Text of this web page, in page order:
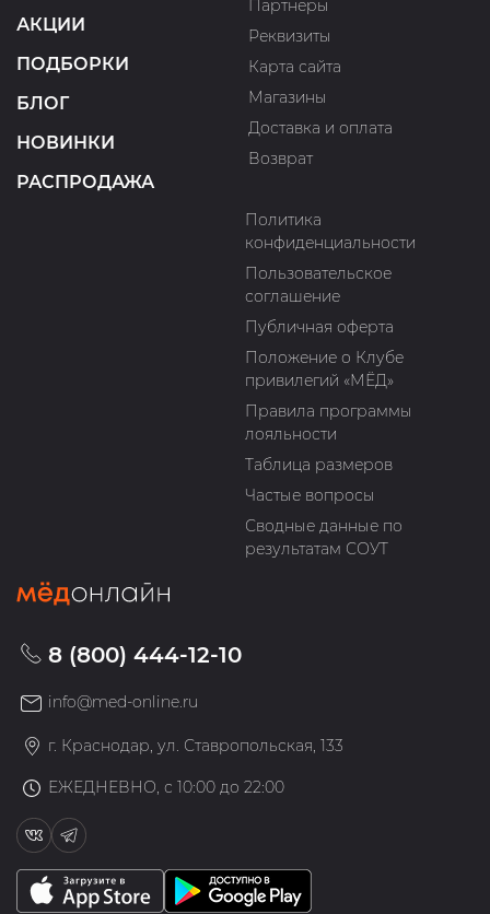
АКЦИИ
ПОДБОРКИ
БЛОГ
НОВИНКИ
РАСПРОДАЖА
Партнеры
Реквизиты
Карта сайта
Магазины
Доставка и оплата
Возврат
Политика
конфиденциальности
Пользовательское
соглашение
Публичная оферта
Положение о Клубе
привилегий «МЁД»
Правила программы
лояльности
Таблица размеров
Частые вопросы
Сводные данные по
результатам СОУТ
8 (800) 444-12-10
info@med-online.ru
г. Краснодар, ул. Ставропольская, 133
ЕЖЕДНЕВНО, с 10:00 до 22:00